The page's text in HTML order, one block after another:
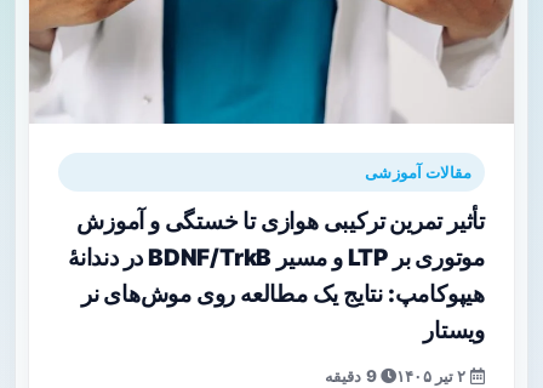
مقالات آموزشی
تأثیر تمرین ترکیبی هوازی تا خستگی و آموزش
موتوری بر LTP و مسیر BDNF/TrkB در دندانهٔ
هیپوکامپ: نتایج یک مطالعه روی موش‌های نر
ویستار
9 دقیقه